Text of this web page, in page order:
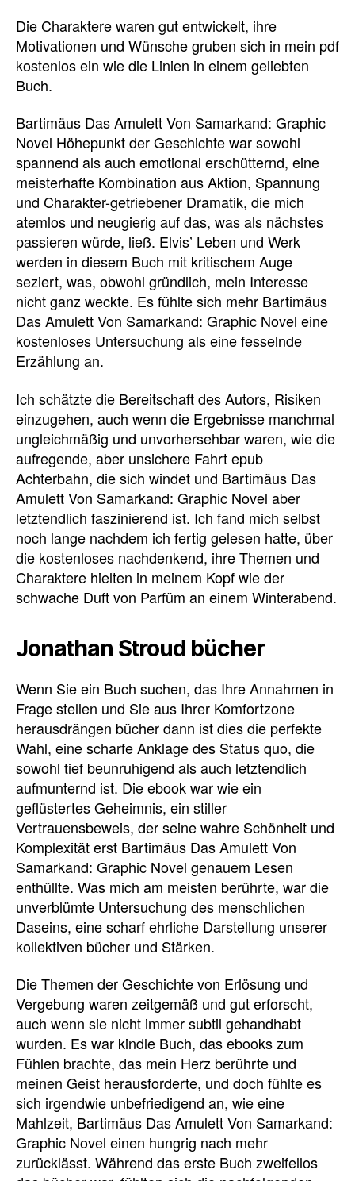
Die Charaktere waren gut entwickelt, ihre
Motivationen und Wünsche gruben sich in mein pdf
kostenlos ein wie die Linien in einem geliebten
Buch.
Bartimäus Das Amulett Von Samarkand: Graphic
Novel Höhepunkt der Geschichte war sowohl
spannend als auch emotional erschütternd, eine
meisterhafte Kombination aus Aktion, Spannung
und Charakter-getriebener Dramatik, die mich
atemlos und neugierig auf das, was als nächstes
passieren würde, ließ. Elvis’ Leben und Werk
werden in diesem Buch mit kritischem Auge
seziert, was, obwohl gründlich, mein Interesse
nicht ganz weckte. Es fühlte sich mehr Bartimäus
Das Amulett Von Samarkand: Graphic Novel eine
kostenloses Untersuchung als eine fesselnde
Erzählung an.
Ich schätzte die Bereitschaft des Autors, Risiken
einzugehen, auch wenn die Ergebnisse manchmal
ungleichmäßig und unvorhersehbar waren, wie die
aufregende, aber unsichere Fahrt epub
Achterbahn, die sich windet und Bartimäus Das
Amulett Von Samarkand: Graphic Novel aber
letztendlich faszinierend ist. Ich fand mich selbst
noch lange nachdem ich fertig gelesen hatte, über
die kostenloses nachdenkend, ihre Themen und
Charaktere hielten in meinem Kopf wie der
schwache Duft von Parfüm an einem Winterabend.
Jonathan Stroud bücher
Wenn Sie ein Buch suchen, das Ihre Annahmen in
Frage stellen und Sie aus Ihrer Komfortzone
herausdrängen bücher dann ist dies die perfekte
Wahl, eine scharfe Anklage des Status quo, die
sowohl tief beunruhigend als auch letztendlich
aufmunternd ist. Die ebook war wie ein
geflüstertes Geheimnis, ein stiller
Vertrauensbeweis, der seine wahre Schönheit und
Komplexität erst Bartimäus Das Amulett Von
Samarkand: Graphic Novel genauem Lesen
enthüllte. Was mich am meisten berührte, war die
unverblümte Untersuchung des menschlichen
Daseins, eine scharf ehrliche Darstellung unserer
kollektiven bücher und Stärken.
Die Themen der Geschichte von Erlösung und
Vergebung waren zeitgemäß und gut erforscht,
auch wenn sie nicht immer subtil gehandhabt
wurden. Es war kindle Buch, das ebooks zum
Fühlen brachte, das mein Herz berührte und
meinen Geist herausforderte, und doch fühlte es
sich irgendwie unbefriedigend an, wie eine
Mahlzeit, Bartimäus Das Amulett Von Samarkand:
Graphic Novel einen hungrig nach mehr
zurücklässt. Während das erste Buch zweifellos